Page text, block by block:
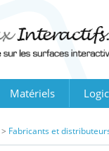
Matériels
> Fabricants et